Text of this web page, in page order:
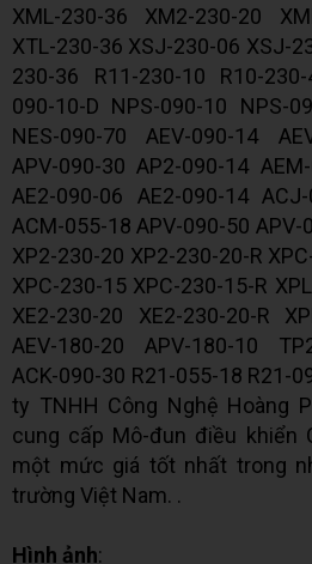
XML-230-36 XM2-230-20
XTL-230-36 XSJ-230-06 XSJ-
230-36 R11-230-10 R10-
090-10-D NPS-090-10 NPS-
NES-090-70 AEV-090-14
APV-090-30 AP2-090-14
ΑΕ2-090-06 ΑΕ2-090-14
ACM-055-18 APV-090-50 APV-
XP2-230-20 XP2-230-20-R
XPC-230-15 XPC-230-15-R
XE2-230-20 XE2-230-20-R
AEV-180-20 APV-180-10
ACK-090-30 R21-055-18 R21-
ty TNHH Công Nghệ Hoàng
cung cấp Mô-đun điều khiển
một mức giá tốt nhất trong
trường Việt Nam. .
Hình ảnh: